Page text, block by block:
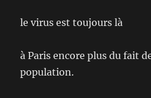
le virus est toujours là
à Paris encore plus du fait
population.